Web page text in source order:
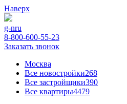
Наверх
g-nru
8-800-600-55-23
Заказать звонок
Москва
Все новостройки268
Все застройщики390
Все квартиры4479